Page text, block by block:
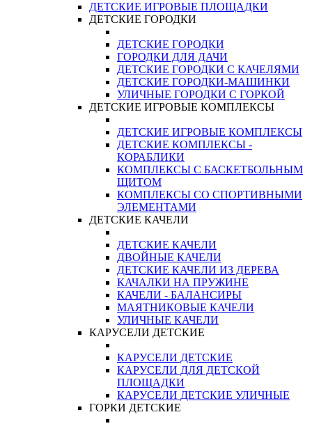
ДЕТСКИЕ ИГРОВЫЕ ПЛОЩАДКИ
ДЕТСКИЕ ГОРОДКИ
ДЕТСКИЕ ГОРОДКИ
ГОРОДКИ ДЛЯ ДАЧИ
ДЕТСКИЕ ГОРОДКИ С КАЧЕЛЯМИ
ДЕТСКИЕ ГОРОДКИ-МАШИНКИ
УЛИЧНЫЕ ГОРОДКИ С ГОРКОЙ
ДЕТСКИЕ ИГРОВЫЕ КОМПЛЕКСЫ
ДЕТСКИЕ ИГРОВЫЕ КОМПЛЕКСЫ
ДЕТСКИЕ КОМПЛЕКСЫ -
КОРАБЛИКИ
КОМПЛЕКСЫ С БАСКЕТБОЛЬНЫМ
ЩИТОМ
КОМПЛЕКСЫ СО СПОРТИВНЫМИ
ЭЛЕМЕНТАМИ
ДЕТСКИЕ КАЧЕЛИ
ДЕТСКИЕ КАЧЕЛИ
ДВОЙНЫЕ КАЧЕЛИ
ДЕТСКИЕ КАЧЕЛИ ИЗ ДЕРЕВА
КАЧАЛКИ НА ПРУЖИНЕ
КАЧЕЛИ - БАЛАНСИРЫ
МАЯТНИКОВЫЕ КАЧЕЛИ
УЛИЧНЫЕ КАЧЕЛИ
КАРУСЕЛИ ДЕТСКИЕ
КАРУСЕЛИ ДЕТСКИЕ
КАРУСЕЛИ ДЛЯ ДЕТСКОЙ
ПЛОЩАДКИ
КАРУСЕЛИ ДЕТСКИЕ УЛИЧНЫЕ
ГОРКИ ДЕТСКИЕ